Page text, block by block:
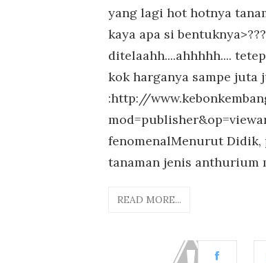
yang lagi hot hotnya
kaya apa si
ditelaahh....ahhhhh....
kok harganya sampe juta
:http://
fenomenalMenurut Didik,
tanaman jenis anthurium
READ MORE...